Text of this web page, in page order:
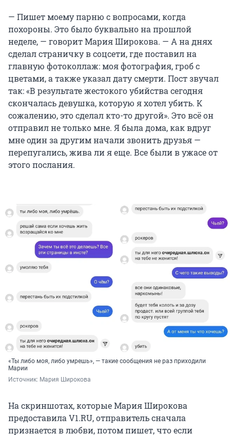
— Пишет моему парню с вопросами, когда
похороны. Это было буквально на прошлой
неделе, — говорит Мария Широкова. — А на днях
сделал страничку в соцсети, где поставил на
главную фотоколлаж: моя фотография, гроб с
цветами, а также указал дату смерти. Пост звучал
так: «В результате жестокого убийства сегодня
скончалась девушка, которую я хотел убить. К
сожалению, это сделал кто-то другой». Это всё он
отправил не только мне. Я была дома, как вдруг
мне один за другим начали звонить друзья —
перепугались, жива ли я еще. Все были в ужасе от
этого послания.
«Ты либо моя, либо умрешь», — такие сообщения не раз приходили
Марии
Источник: Мария Широкова
На скриншотах, которые Мария Широкова
предоставила V1.RU, отправитель сначала
признается в любви, потом пишет, что если